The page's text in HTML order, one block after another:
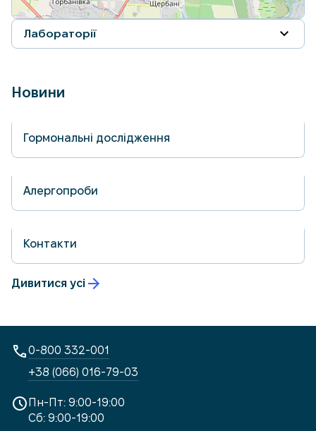
Лабораторії
Вихідний
Пн-Пт: 7:30–15:00 | Сб: 8:00–11:00 | Неділя —
Пн-Пт: 7:30-15:00 | Сб: 8:00-11:00 | Нд: Вихідний
Leaflet © OpenStreetMap contributors
Новини
Гормональні дослідження
Алергопроби
Контакти
Дивитися усі
Пн-Пт: 9:00-19:00
Сб: 9:00-19:00
0-800 332-001
+38 (066) 016-79-03